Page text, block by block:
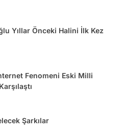
Yıllar Önceki Halini İlk Kez
Fenomeni Eski Milli
Şarkılar